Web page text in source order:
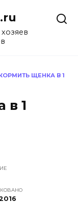
ЩЕНКА В 1
в 1